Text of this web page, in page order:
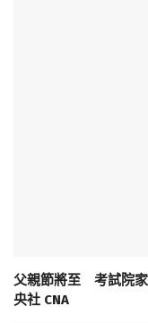
父親節將至 考試院
央社 CNA